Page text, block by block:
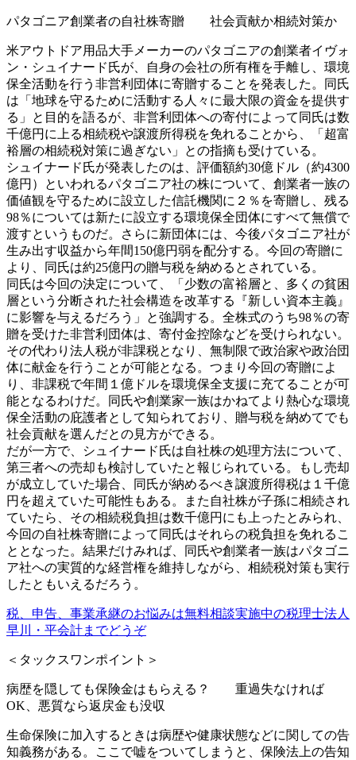
パタゴニア創業者の自社株寄贈 社会貢献か相続対策か
米アウトドア用品大手メーカーのパタゴニアの創業者イヴォ
ン・シュイナード氏が、自身の会社の所有権を手離し、環境
保全活動を行う非営利団体に寄贈することを発表した。同氏
は「地球を守るために活動する人々に最大限の資金を提供す
る」と目的を語るが、非営利団体への寄付によって同氏は数
千億円に上る相続税や譲渡所得税を免れることから、「超富
裕層の相続税対策に過ぎない」との指摘も受けている。
シュイナード氏が発表したのは、評価額約30億ドル（約4300
億円）といわれるパタゴニア社の株について、創業者一族の
価値観を守るために設立した信託機関に２％を寄贈し、残る
98％については新たに設立する環境保全団体にすべて無償で
渡すというものだ。さらに新団体には、今後パタゴニア社が
生み出す収益から年間150億円弱を配分する。今回の寄贈に
より、同氏は約25億円の贈与税を納めるとされている。
同氏は今回の決定について、「少数の富裕層と、多くの貧困
層という分断された社会構造を改革する『新しい資本主義』
に影響を与えるだろう」と強調する。全株式のうち98％の寄
贈を受けた非営利団体は、寄付金控除などを受けられない。
その代わり法人税が非課税となり、無制限で政治家や政治団
体に献金を行うことが可能となる。つまり今回の寄贈によ
り、非課税で年間１億ドルを環境保全支援に充てることが可
能となるわけだ。同氏や創業家一族はかねてより熱心な環境
保全活動の庇護者として知られており、贈与税を納めてでも
社会貢献を選んだとの見方ができる。
だが一方で、シュイナード氏は自社株の処理方法について、
第三者への売却も検討していたと報じられている。もし売却
が成立していた場合、同氏が納めるべき譲渡所得税は１千億
円を超えていた可能性もある。また自社株が子孫に相続され
ていたら、その相続税負担は数千億円にも上ったとみられ、
今回の自社株寄贈によって同氏はそれらの税負担を免れるこ
ととなった。結果だけみれば、同氏や創業者一族はパタゴニ
ア社への実質的な経営権を維持しながら、相続税対策も実行
したともいえるだろう。
税、申告、事業承継のお悩みは無料相談実施中の税理士法人
早川・平会計までどうぞ
＜タックスワンポイント＞
病歴を隠しても保険金はもらえる？ 重過失なければ
OK、悪質なら返戻金も没収
生命保険に加入するときは病歴や健康状態などに関しての告
知義務がある。ここで嘘をついてしまうと、保険法上の告知